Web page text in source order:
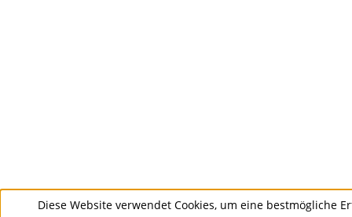
Diese Website verwendet Cookies, um eine bestmögliche